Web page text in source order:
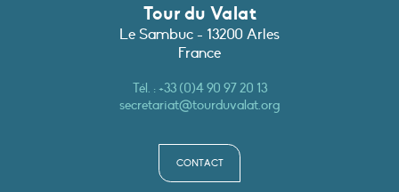
Tour du Valat
Le Sambuc - 13200 Arles
France
Tél. :+33 (0)4 90 97 20 13
secretariat@tourduvalat.org
CONTACT